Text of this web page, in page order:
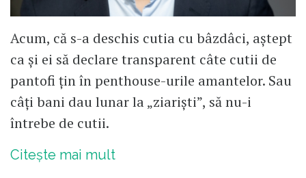
Acum, că s-a deschis cutia cu bâzdâci, aștept
ca și ei să declare transparent câte cutii de
pantofi țin în penthouse-urile amantelor. Sau
câți bani dau lunar la „ziariști”, să nu-i
întrebe de cutii.
Citește mai mult